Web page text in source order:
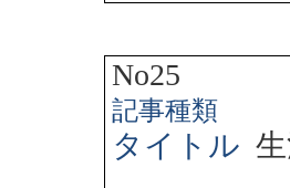
No25
記事種類
タイトル